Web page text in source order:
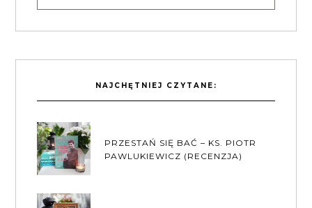
NAJCHĘTNIEJ CZYTANE:
PRZESTAŃ SIĘ BAĆ – KS. PIOTR
PAWLUKIEWICZ (RECENZJA)